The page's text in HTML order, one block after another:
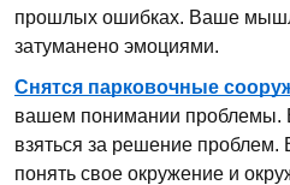
прошлых ошибках. Ваше
затуманено эмоциями.
Снятся парковочные
вашем понимании проблемы.
взяться за решение
понять свое окружение и